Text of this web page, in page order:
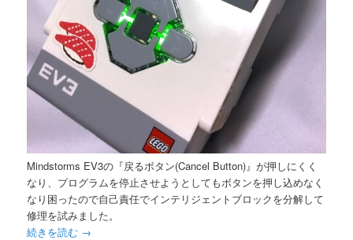
Mindstorms EV3の『戻るボタン(Cancel Button)』が押しにくく
なり、プログラムを停止させようとしてもボタンを押し込めなく
なり困ったので自己責任でインテリジェントブロックを分解して
修理を試みました。
続きを読む →